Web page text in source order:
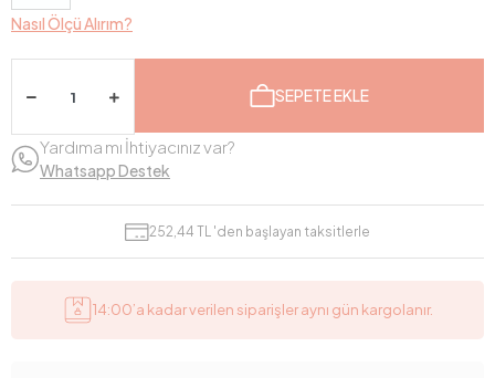
Nasıl Ölçü Alırım?
SEPETE EKLE
Yardıma mı İhtiyacınız var?
Whatsapp Destek
252,44 TL 'den başlayan taksitlerle
14:00’a kadar verilen siparişler aynı gün kargolanır.